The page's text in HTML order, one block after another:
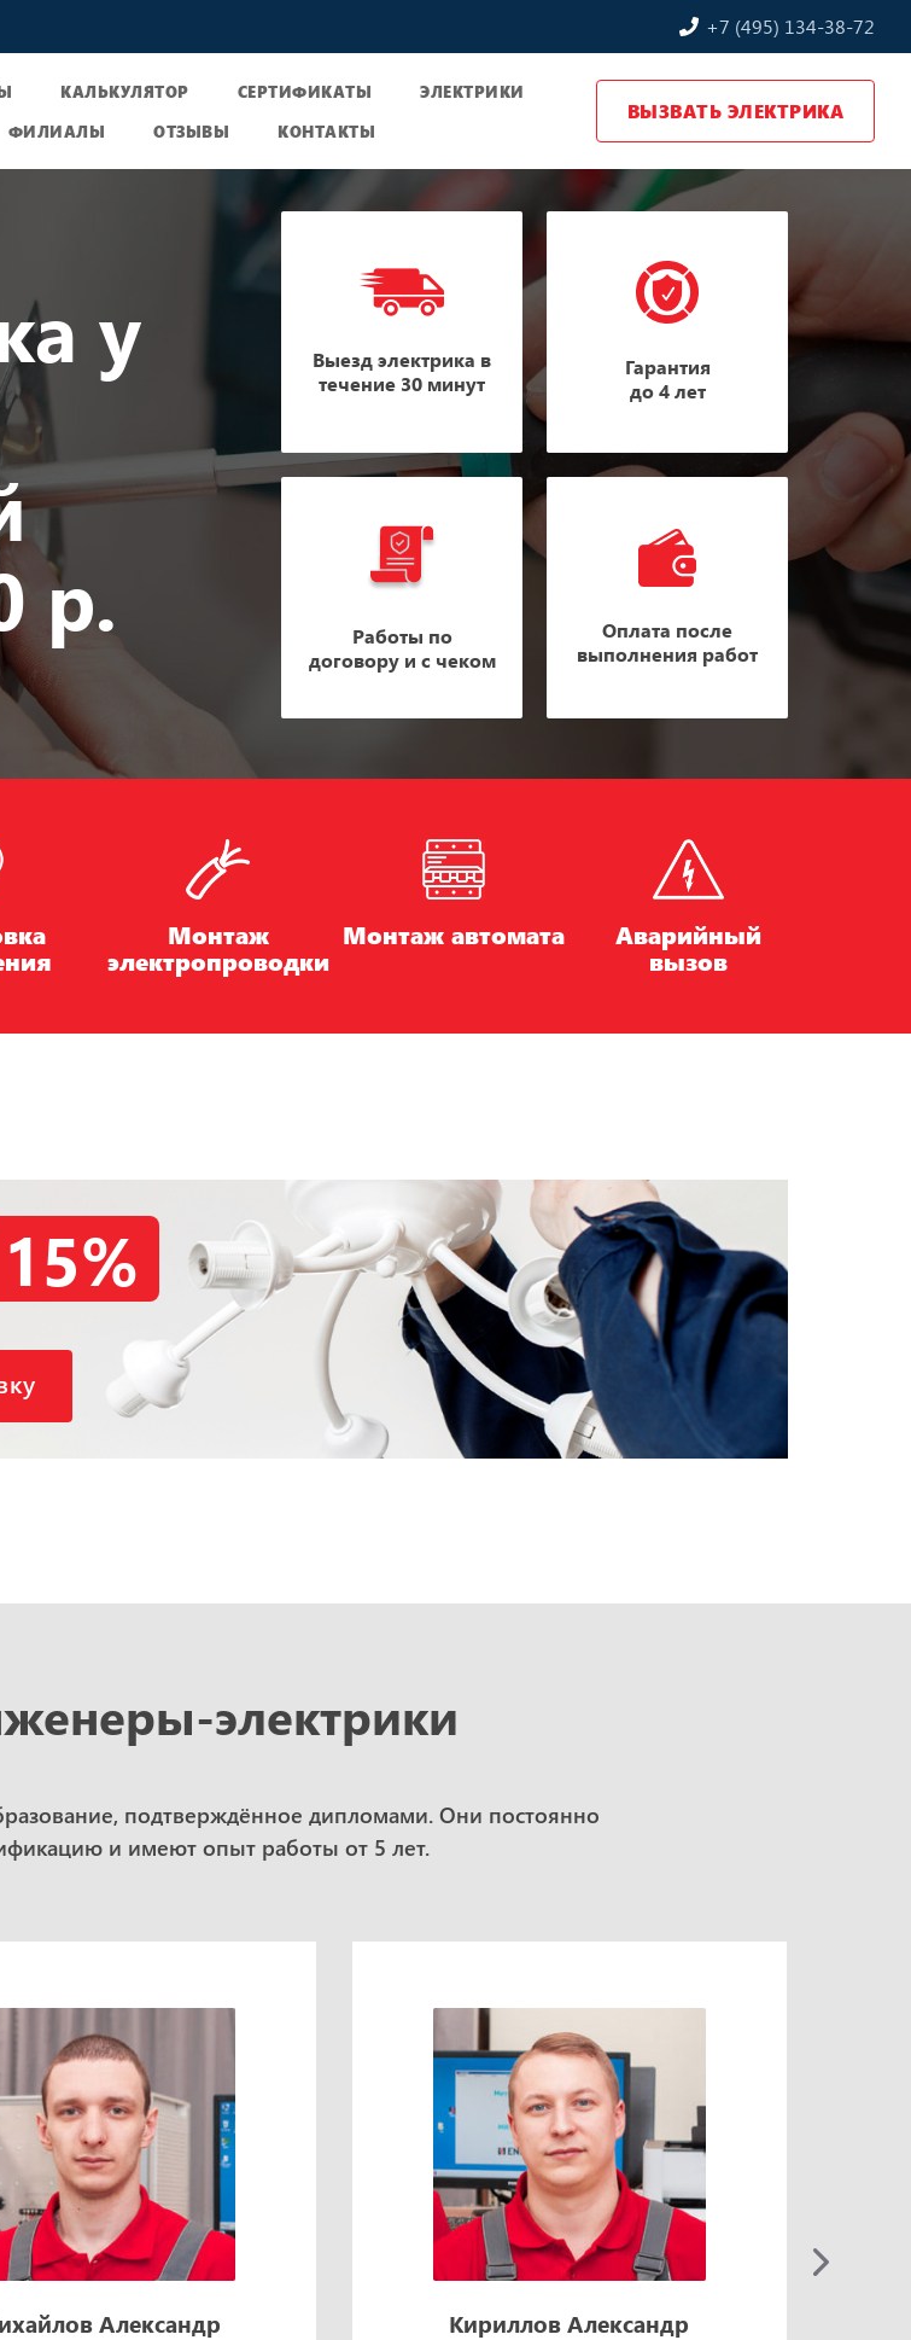
+7 (495) 134-38-72
КАЛЬКУЛЯТОР СЕРТИФИКАТЫ
ЭЛЕКТРИКИ
ФИЛИАЛЫ ОТЗЫВЫ КОНТАКТЫ
ВЫЗВАТЬ ЭЛЕКТРИКА
у
р.
Выезд электрика в
течение 30 минут
Гарантия
до 4 лет
Работы по
договору и с чеком
Оплата после
выполнения работ
Монтаж
электропроводки
Монтаж автомата Аварийный
вызов
15%
электрики
подтверждённое дипломами. Они постоянно
и имеют опыт работы от 5 лет.
Александр Кириллов Александр